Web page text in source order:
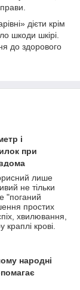
дієти крім
шкоди шкірі.
до здорового
і
при
лише
не тільки
"поганий
простих
хвилювання,
крові.
народні